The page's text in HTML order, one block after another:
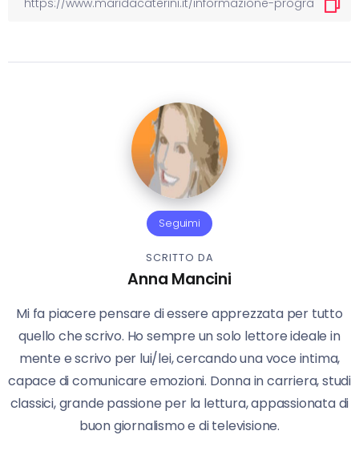
Seguimi
SCRITTO DA
Anna Mancini
Mi fa piacere pensare di essere apprezzata per tutto
quello che scrivo. Ho sempre un solo lettore ideale in
mente e scrivo per lui/lei, cercando una voce intima,
capace di comunicare emozioni. Donna in carriera, studi
classici, grande passione per la lettura, appassionata di
buon giornalismo e di televisione.